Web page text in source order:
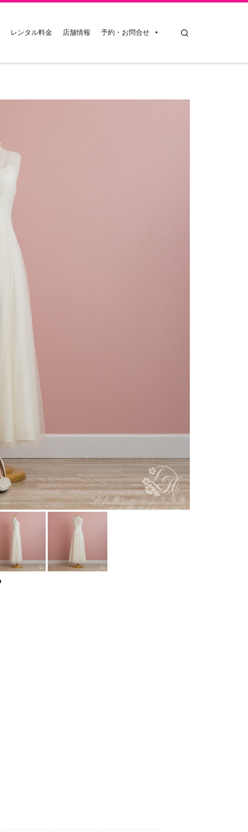
レンタル料金 店舗情報 予約・お問合せ